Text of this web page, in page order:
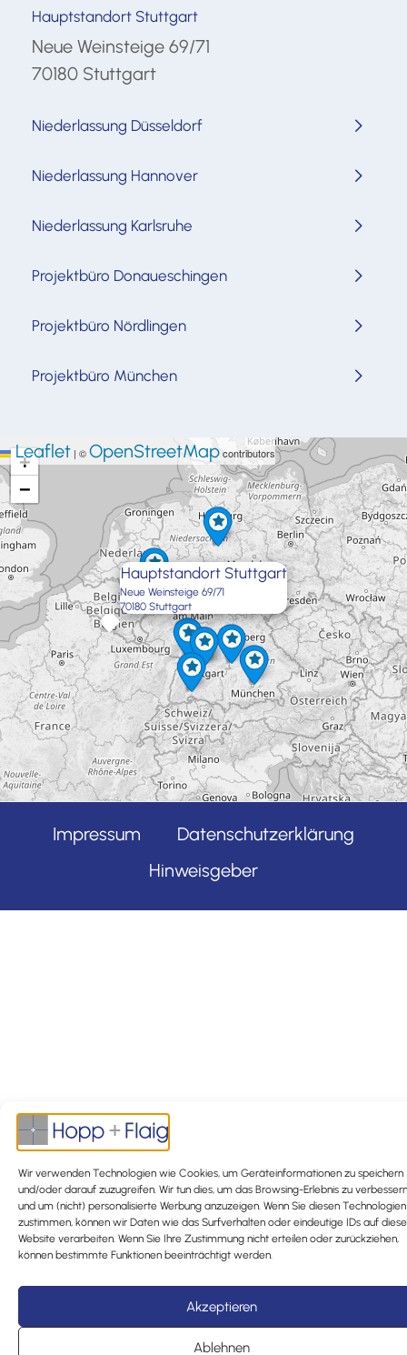
Wir verwenden Technologien wie Cookies, um Geräteinformationen zu speichern
und/oder darauf zuzugreifen. Wir tun dies, um das Browsing-Erlebnis zu verbessern
und um (nicht) personalisierte Werbung anzuzeigen. Wenn Sie diesen Technologien
zustimmen, können wir Daten wie das Surfverhalten oder eindeutige IDs auf
Website verarbeiten. Wenn Sie Ihre Zustimmung nicht erteilen oder zurückziehen,
können bestimmte Funktionen beeinträchtigt werden.
Akzeptieren
Ablehnen
Hauptstandort Stuttgart
Neue Weinsteige 69/71
70180 Stuttgart
×
+
−
Leaflet | ©OpenStreetMapcontributors
Hauptstandort Stuttgart
Neue Weinsteige 69/71
70180 Stuttgart
Niederlassung Düsseldorf
Niederlassung Hannover
Niederlassung Karlsruhe
Projektbüro Donaueschingen
Projektbüro Nördlingen
Projektbüro München
Impressum
Datenschutzerklärung
Hinweisgeber